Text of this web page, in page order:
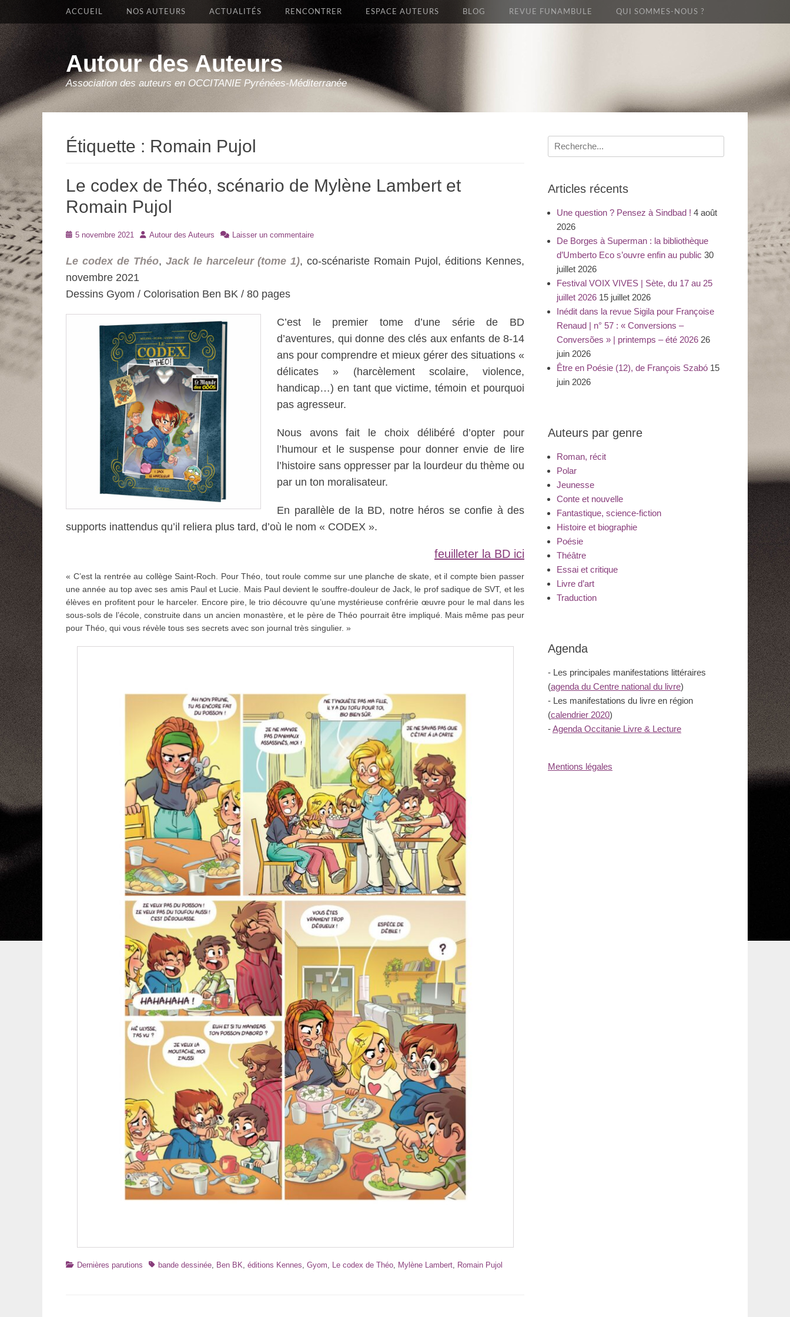
Autour des Auteurs
Association des auteurs en OCCITANIE Pyrénées-Méditerranée
Premier Menu
Aller
ACCUEIL NOS AUTEURS ACTUALITÉS RENCONTRER ESPACE AUTEURS BLOG REVUE FUNAMBULE QUI SOMMES-NOUS ?
Étiquette : Romain Pujol
Le codex de Théo, scénario de Mylène Lambert et
Romain Pujol
Posté5 novembre 2021 Auteur
Autour des Auteurs Laisser un commentaire
Le codex de Théo, Jack le harceleur (tome 1), co-scénariste Romain Pujol, éditions Kennes,
novembre 2021
Dessins Gyom / Colorisation Ben BK / 80 pages
C’est le premier tome d’une série de BD
d’aventures, qui donne des clés aux enfants de 8-14
ans pour comprendre et mieux gérer des situations «
délicates » (harcèlement scolaire, violence,
handicap…) en tant que victime, témoin et pourquoi
pas agresseur.
Nous avons fait le choix délibéré d’opter pour
l’humour et le suspense pour donner envie de lire
l’histoire sans oppresser par la lourdeur du thème ou
par un ton moralisateur.
En parallèle de la BD, notre héros se confie à des
supports inattendus qu’il reliera plus tard, d’où le nom « CODEX ».
feuilleter la BD ici
« C’est la rentrée au collège Saint-Roch. Pour Théo, tout roule comme sur une planche de skate, et il compte bien passer
une année au top avec ses amis Paul et Lucie. Mais Paul devient le souffre-douleur de Jack, le prof sadique de SVT, et les
élèves en profitent pour le harceler. Encore pire, le trio découvre qu’une mystérieuse confrérie œuvre pour le mal dans les
sous-sols de l’école, construite dans un ancien monastère, et le père de Théo pourrait être impliqué. Mais même pas peur
pour Théo, qui vous révèle tous ses secrets avec son journal très singulier. »
Catégories
Dernières parutions Tagsbande dessinée, Ben BK, éditions Kennes, Gyom, Le codex de Théo, Mylène Lambert, Romain Pujol
Recherche
pour
Articles récents
Une question ? Pensez à Sindbad ! 4 août
2026
De Borges à Superman : la bibliothèque
d’Umberto Eco s’ouvre enfin au public 30
juillet 2026
Festival VOIX VIVES | Sète, du 17 au 25
juillet 2026 15 juillet 2026
Inédit dans la revue Sigila pour Françoise
Renaud | n° 57 : « Conversions –
Conversões » | printemps – été 2026 26
juin 2026
Être en Poésie (12), de François Szabó 15
juin 2026
Auteurs par genre
Roman, récit
Polar
Jeunesse
Conte et nouvelle
Fantastique, science-fiction
Histoire et biographie
Poésie
Théâtre
Essai et critique
Livre d’art
Traduction
Agenda
- Les principales manifestations littéraires
(agenda du Centre national du livre)
- Les manifestations du livre en région
(calendrier 2020)
-Agenda Occitanie Livre & Lecture
Mentions légales